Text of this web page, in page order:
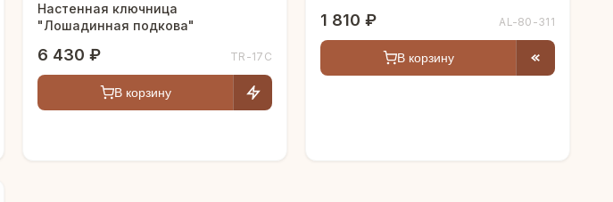
Настенная ключница
"Лошадинная подкова"
6 430 ₽ TR-17C
В корзину
1 810 ₽ AL-80-311
В корзину